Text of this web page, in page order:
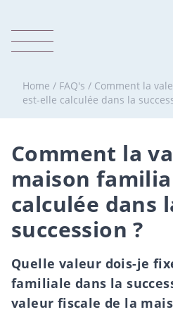
Home / FAQ's / Comment la
est-elle calculée dans la
Comment la
maison
calculée dans
succession ?
Quelle valeur dois-je
familiale dans la
valeur fiscale de la